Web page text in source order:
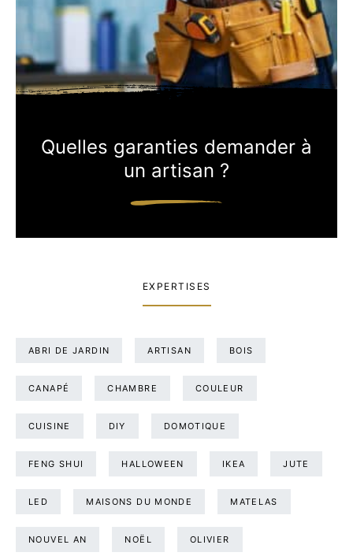
Quelles garanties demander à
un artisan ?
EXPERTISES
ABRI DE JARDIN ARTISAN BOIS
CANAPÉ CHAMBRE COULEUR
CUISINE DIY DOMOTIQUE
FENG SHUI HALLOWEEN IKEA JUTE
LED MAISONS DU MONDE MATELAS
NOUVEL AN NOËL OLIVIER